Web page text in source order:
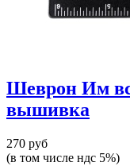
Шеврон Им
вышивка
270 руб
(в том числе ндс 5%)